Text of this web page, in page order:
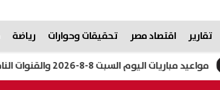
تقارير اقتصاد مصر تحقيقات وحوارات رياضة
اليوم السبت 8-8-2026 والقنوات الناقلة